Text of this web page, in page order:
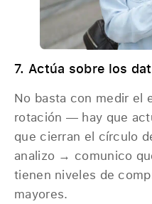
7. Actúa sobre los
No basta con medir el
rotación — hay que
que cierran el círculo
analizo → comunico
tienen niveles de
mayores.